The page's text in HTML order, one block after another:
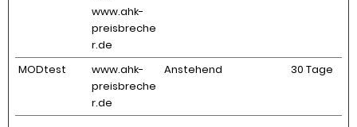
www.ahk-
preisbreche
r.de
MODtest
www.ahk-
preisbreche
r.de
Anstehend 30 Tage